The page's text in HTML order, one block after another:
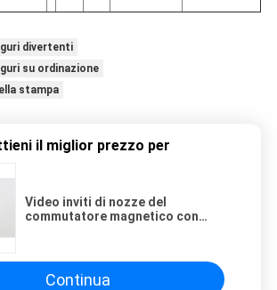
divertenti
su ordinazione
stampa
il miglior prezzo per
Video inviti di nozze del
commutatore magnetico con
Continua